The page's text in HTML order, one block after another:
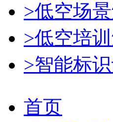
>低空场
>低空培
>智能标
首页